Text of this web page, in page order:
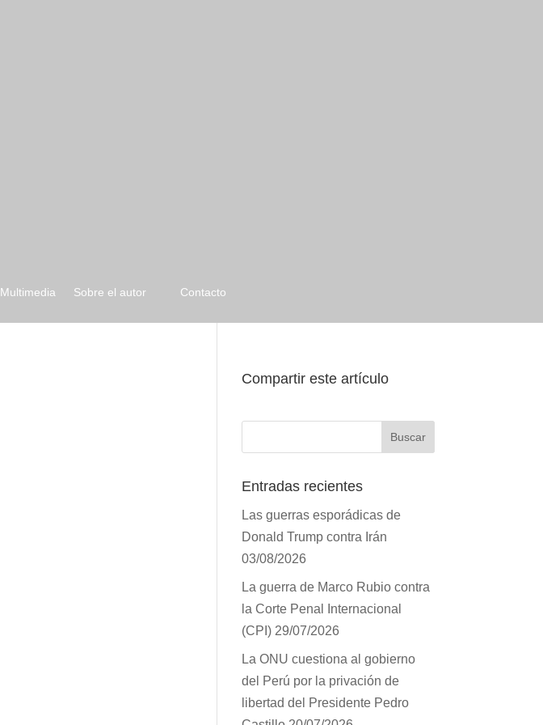
Multimedia Sobre el autor Contacto
Compartir este artículo
Las guerras esporádicas de
Donald Trump contra Irán
La guerra de Marco Rubio
contra la Corte Penal
La ONU cuestiona al gobierno
del Perú por la privación de
libertad del Presidente Pedro